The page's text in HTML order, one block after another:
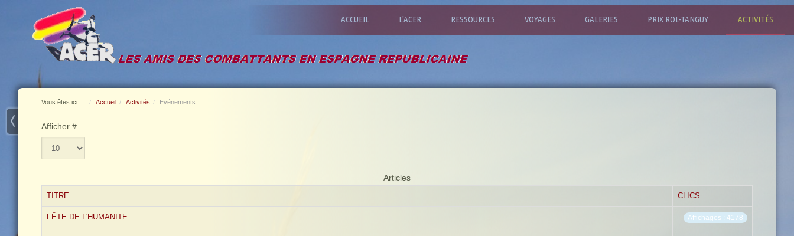
ACCUEIL L'ACER RESSOURCES VOYAGES GALERIES PRIX ROL-TANGUY ACTIVITÉS
Vous êtes ici : Accueil Activités Evénements
Afficher #
Articles
TITRE
CLICS
FÊTE DE L'HUMANITE Affichages : 4178